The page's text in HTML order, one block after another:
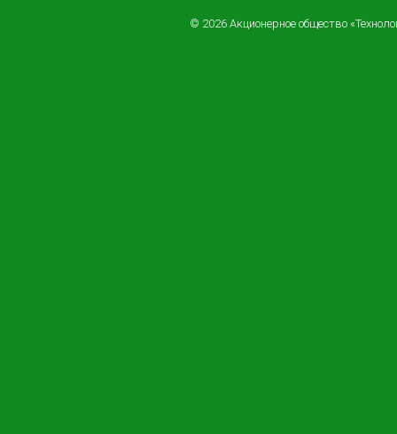
© 2026 Акционерное общество